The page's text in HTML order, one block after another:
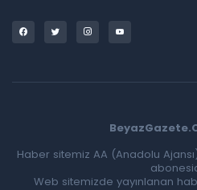
Haber sitemiz AA (Anadolu
Web sitemizde yayınlanan